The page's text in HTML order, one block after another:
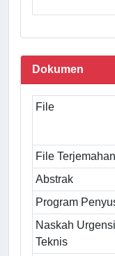
Dokumen
File
File Terjemahan
Abstrak
Program
Naskah
Teknis